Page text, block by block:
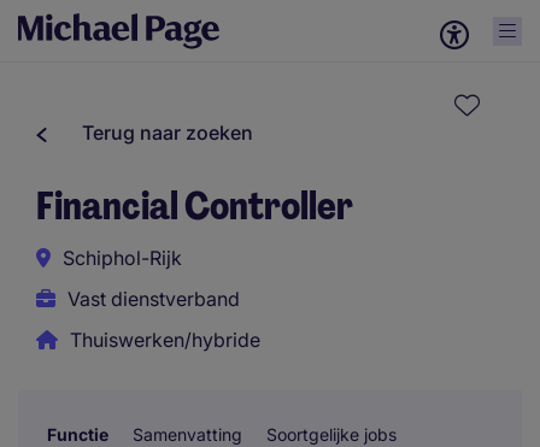
Terug naar zoeken
Financial Controller
Schiphol-Rijk
Vast dienstverband
Thuiswerken/hybride
Functie Samenvatting Soortgelijke jobs